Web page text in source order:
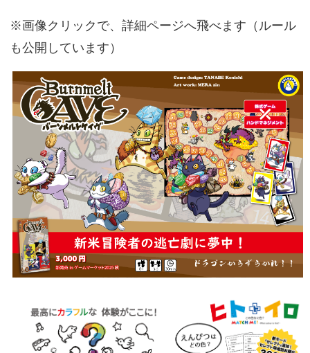
※画像クリックで、詳細ページへ飛べます（ルール
も公開しています）